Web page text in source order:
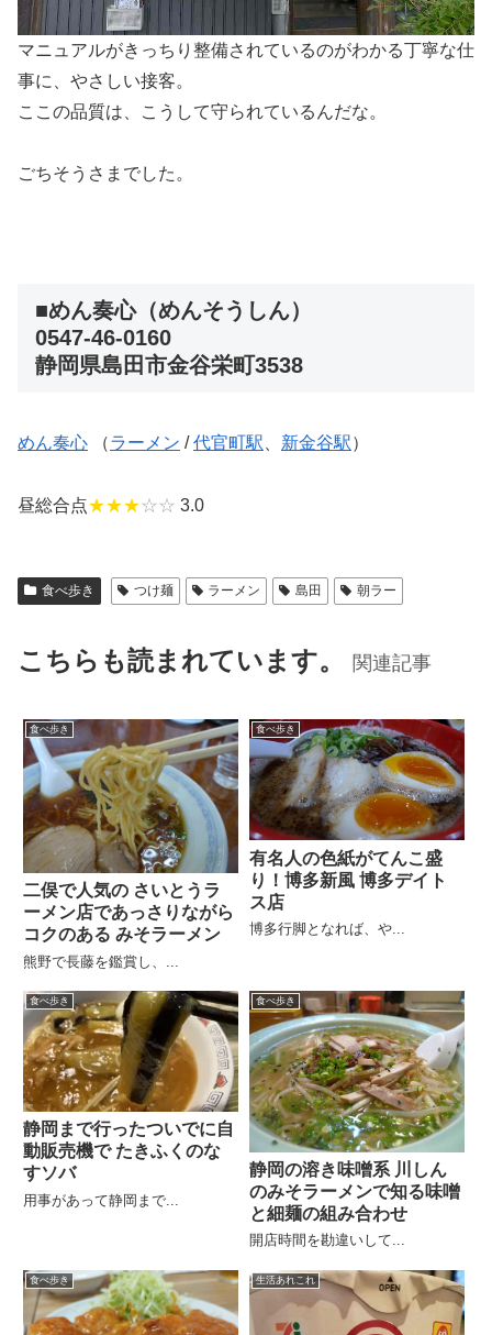
マニュアルがきっちり整備されているのがわかる丁寧な仕
事に、やさしい接客。
ここの品質は、こうして守られているんだな。
ごちそうさまでした。
■めん奏心（めんそうしん）
0547-46-0160
静岡県島田市金谷栄町3538
めん奏心 （ラーメン /代官町駅、 新金谷駅）
昼総合点★★★☆☆ 3.0
食べ歩き つけ麺 ラーメン 島田 朝ラー
こちらも読まれています。 関連記事
食べ歩き
二俣で人気の さいとうラ
ーメン店であっさりながら
コクのある みそラーメン
熊野で長藤を鑑賞し、...
食べ歩き
有名人の色紙がてんこ盛
り！博多新風 博多デイト
ス店
博多行脚となれば、や...
食べ歩き
静岡まで行ったついでに自
動販売機で たきふくのな
すソバ
用事があって静岡まで...
食べ歩き
静岡の溶き味噌系 川しん
のみそラーメンで知る味噌
と細麺の組み合わせ
開店時間を勘違いして...
食べ歩き 生活あれこれ